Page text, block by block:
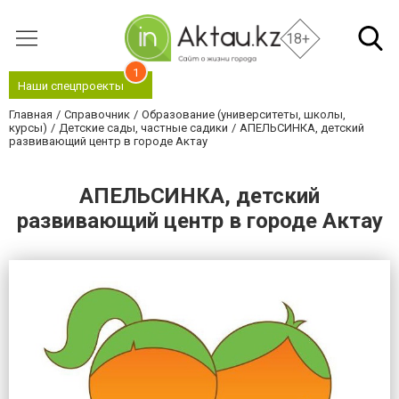
18+
Наши спецпроекты
1
Главная Справочник
Образование (университеты, школы,
курсы)
Детские сады, частные садики
АПЕЛЬСИНКА, детский
развивающий центр в городе Актау
АПЕЛЬСИНКА, детский
развивающий центр в городе Актау